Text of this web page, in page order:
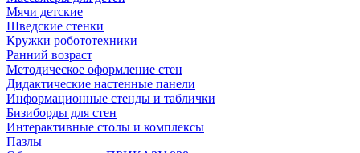
Мячи детские
Шведские стенки
Кружки робототехники
Ранний возраст
Методическое оформление стен
Дидактические настенные панели
Информационные стенды и таблички
Бизиборды для стен
Интерактивные столы и комплексы
Пазлы